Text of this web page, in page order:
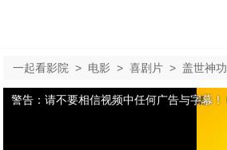
一起看影院 > 电影 > 喜剧片 > 盖世神功
警告：请不要相信视频中任何广告与字幕！